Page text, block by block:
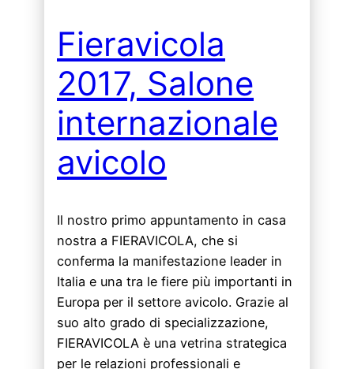
Fieravicola
2017, Salone
internazionale
avicolo
Il nostro primo appuntamento in casa
nostra a FIERAVICOLA, che si
conferma la manifestazione leader in
Italia e una tra le fiere più importanti in
Europa per il settore avicolo. Grazie al
suo alto grado di specializzazione,
FIERAVICOLA è una vetrina strategica
per le relazioni professionali e